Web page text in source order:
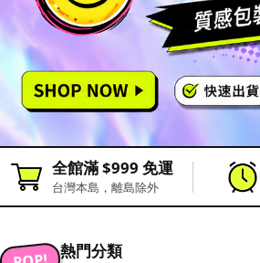
全館滿 $999 免運
台灣本島，離島除外
熱門分類